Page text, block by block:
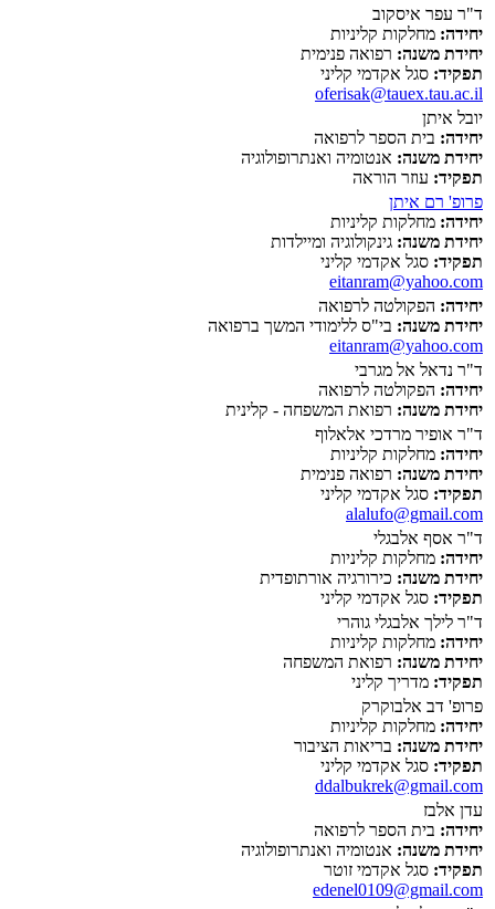
ד"ר עפר איסקוב
יחידה: מחלקות קליניות
יחידת משנה: רפואה פנימית
תפקיד: סגל אקדמי קליני
oferisak@tauex.tau.ac.il
יובל איתן
יחידה: בית הספר לרפואה
יחידת משנה: אנטומיה ואנתרופולוגיה
תפקיד: עוזר הוראה
פרופ' רם איתן
יחידה: מחלקות קליניות
יחידת משנה: גינקולוגיה ומיילדות
תפקיד: סגל אקדמי קליני
eitanram@yahoo.com
יחידה: הפקולטה לרפואה
יחידת משנה: בי"ס ללימודי המשך ברפואה
eitanram@yahoo.com
ד"ר נדאל אל מגרבי
יחידה: הפקולטה לרפואה
יחידת משנה: רפואת המשפחה - קלינית
ד"ר אופיר מרדכי אלאלוף
יחידה: מחלקות קליניות
יחידת משנה: רפואה פנימית
תפקיד: סגל אקדמי קליני
alalufo@gmail.com
ד"ר אסף אלבגלי
יחידה: מחלקות קליניות
יחידת משנה: כירורגיה אורתופדית
תפקיד: סגל אקדמי קליני
ד"ר לילך אלבגלי גוהרי
יחידה: מחלקות קליניות
יחידת משנה: רפואת המשפחה
תפקיד: מדריך קליני
פרופ' דב אלבוקרק
יחידה: מחלקות קליניות
יחידת משנה: בריאות הציבור
תפקיד: סגל אקדמי קליני
ddalbukrek@gmail.com
עדן אלבז
יחידה: בית הספר לרפואה
יחידת משנה: אנטומיה ואנתרופולוגיה
תפקיד: סגל אקדמי זוטר
edenel0109@gmail.com